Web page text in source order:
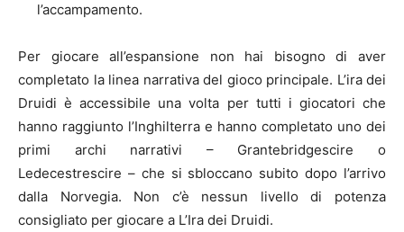
l’accampamento.
Per giocare all’espansione non hai bisogno di aver
completato la linea narrativa del gioco principale. L’ira dei
Druidi è accessibile una volta per tutti i giocatori che
hanno raggiunto l’Inghilterra e hanno completato uno dei
primi archi narrativi – Grantebridgescire o
Ledecestrescire – che si sbloccano subito dopo l’arrivo
dalla Norvegia. Non c’è nessun livello di potenza
consigliato per giocare a L’Ira dei Druidi.